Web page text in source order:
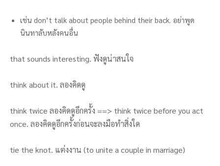
เช่น don’t talk about people behind their back. อย่าพูด
นินทาลับหลังคนอื่น
that sounds interesting. ฟังดูน่าสนใจ
think about it. ลองคิดดู
think twice ลองคิดดูอีกครั้ง ==> think twice before you act
once. ลองคิดดูอีกครั้งก่อนจะลงมือทำสิ่งใด
tie the knot. แต่งงาน (to unite a couple in marriage)